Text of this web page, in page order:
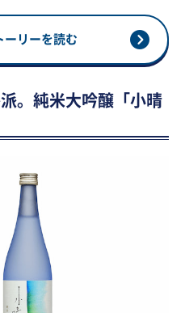
ーリーを読む
。純米大吟醸「小晴